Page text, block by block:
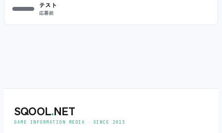
テスト
応募前
SQOOL.NET
GAME INFORMATION MEDIA ‧ SINCE 2013